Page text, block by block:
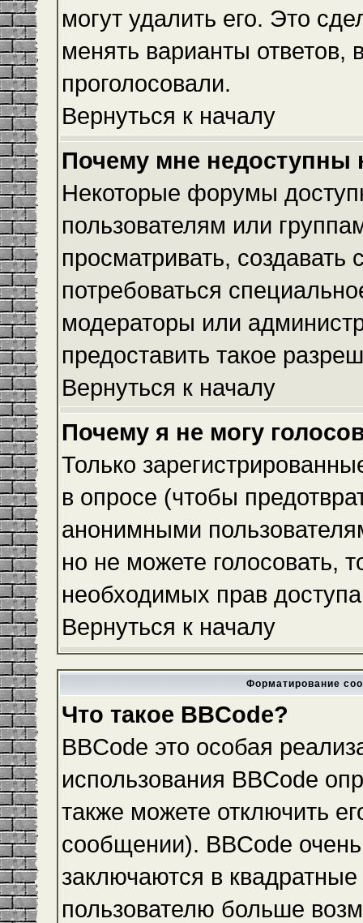
могут удалить его. Это
менять варианты ответов,
проголосовали.
Вернуться к началу
Почему мне
Некоторые форумы
пользователям или
просматривать,
потребоваться
модераторы или
предоставить такое
Вернуться к началу
Почему я не могу
Только
в опросе (чтобы
анонимными
но не можете голосовать,
необходимых прав
Вернуться к началу
Форматирование
Что такое BBCode?
BBCode это особая
использования BBCode
также можете отключить
сообщении). BBCode
заключаются в
пользователю больше